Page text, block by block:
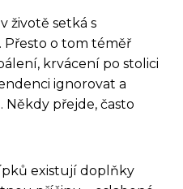
životě setká s
Přesto o tom téměř
krvácení po stolici
ignorovat a
Někdy přejde, často
existují doplňky